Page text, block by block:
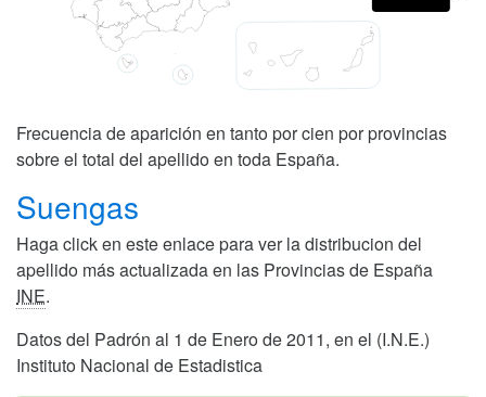
Frecuencia de aparición en tanto por cien por provincias
sobre el total del apellido en toda España.
Suengas
Haga click en este enlace para ver la distribucion del
apellido más actualizada en las Provincias de España
INE.
Datos del Padrón al 1 de Enero de 2011, en el (I.N.E.)
Instituto Nacional de Estadistica